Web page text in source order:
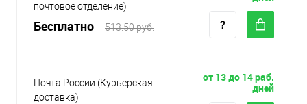
почтовое отделение)
Бесплатно 513.50 руб.
Почта России (Курьерская
доставка)
от 13 до 14 раб.
дней